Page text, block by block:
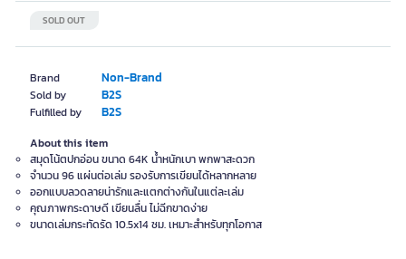
Brand Non-Brand
Sold by B2S
Fulfilled by B2S
SOLD OUT
About this item
สมุดโน้ตปกอ่อน ขนาด 64K น้ำหนักเบา พกพาสะดวก
จำนวน 96 แผ่นต่อเล่ม รองรับการเขียนได้หลากหลาย
ออกแบบลวดลายน่ารักและแตกต่างกันในแต่ละเล่ม
คุณภาพกระดาษดี เขียนลื่น ไม่ฉีกขาดง่าย
ขนาดเล่มกระทัดรัด 10.5x14 ซม. เหมาะสำหรับทุกโอกาส